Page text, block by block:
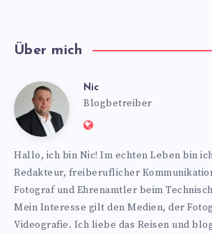
Über mich
Nic Nic
Blogbetreiber
Website:
Hallo, ich bin Nic! Im echten Leben bin
Redakteur, freiberuflicher
Fotograf und Ehrenamtler beim
Mein Interesse gilt den Medien, der
Videografie. Ich liebe das Reisen und